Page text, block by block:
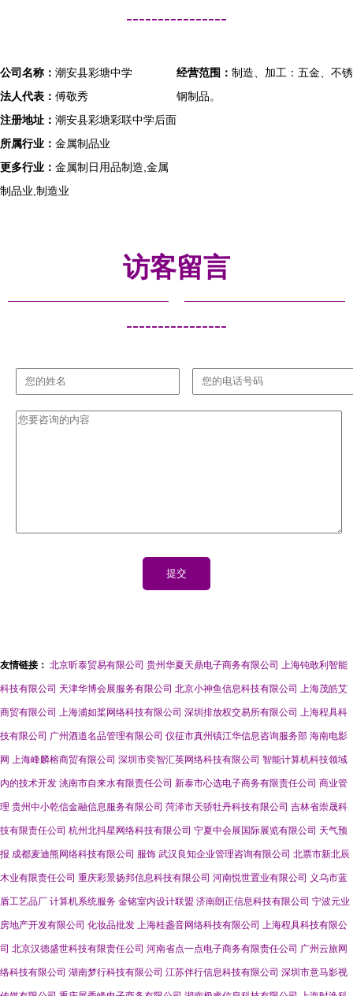
----------------
公司名称： 潮安县彩塘中学
法人代表： 傅敬秀
注册地址： 潮安县彩塘彩联中学后面
所属行业： 金属制品业
更多行业： 金属制日用品制造,金属
制品业,制造业
经营范围： 制造、加工：五金、不锈
钢制品。
访客留言
----------------
友情链接： 北京昕泰贸易有限公司 贵州华夏天鼎电子商务有限公司 上海钝敢利智能
科技有限公司 天津华博会展服务有限公司 北京小神鱼信息科技有限公司 上海茂皓艾
商贸有限公司 上海浦如桨网络科技有限公司 深圳排放权交易所有限公司 上海程具科
技有限公司 广州酒道名品管理有限公司 仪征市真州镇江华信息咨询服务部 海南电影
网 上海峰麟榕商贸有限公司 深圳市奕智汇英网络科技有限公司 智能计算机科技领域
内的技术开发 洮南市自来水有限责任公司 新泰市心选电子商务有限责任公司 商业管
理 贵州中小乾信金融信息服务有限公司 菏泽市天骄牡丹科技有限公司 吉林省崇晟科
技有限责任公司 杭州北抖星网络科技有限公司 宁夏中会展国际展览有限公司 天气预
报 成都麦迪熊网络科技有限公司 服饰 武汉良知企业管理咨询有限公司 北票市新北辰
木业有限责任公司 重庆彩景扬邦信息科技有限公司 河南悦世置业有限公司 义乌市蓝
盾工艺品厂 计算机系统服务 金铭室内设计联盟 济南朗正信息科技有限公司 宁波元业
房地产开发有限公司 化妆品批发 上海桂盏音网络科技有限公司 上海程具科技有限公
司 北京汉德盛世科技有限责任公司 河南省点一点电子商务有限责任公司 广州云旅网
络科技有限公司 湖南梦行科技有限公司 江苏伴行信息科技有限公司 深圳市意马影视